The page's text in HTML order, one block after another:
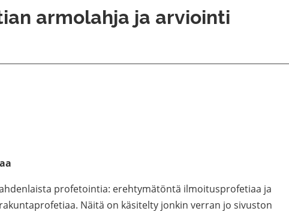
armolahja ja arviointi
profetointia: erehtymätöntä ilmoitusprofetiaa ja
Näitä on käsitelty jonkin verran jo sivuston